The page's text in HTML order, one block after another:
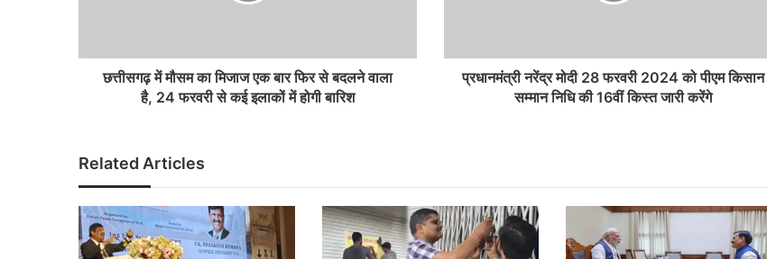
छत्तीसगढ़ में मौसम का मिजाज एक बार फिर से बदलने वाला
है, 24 फरवरी से कई इलाकों में होगी बारिश
प्रधानमंत्री नरेंद्र मोदी 28 फरवरी 2024 को पीएम किसान
सम्मान निधि की 16वीं किस्त जारी करेंगे
Related Articles